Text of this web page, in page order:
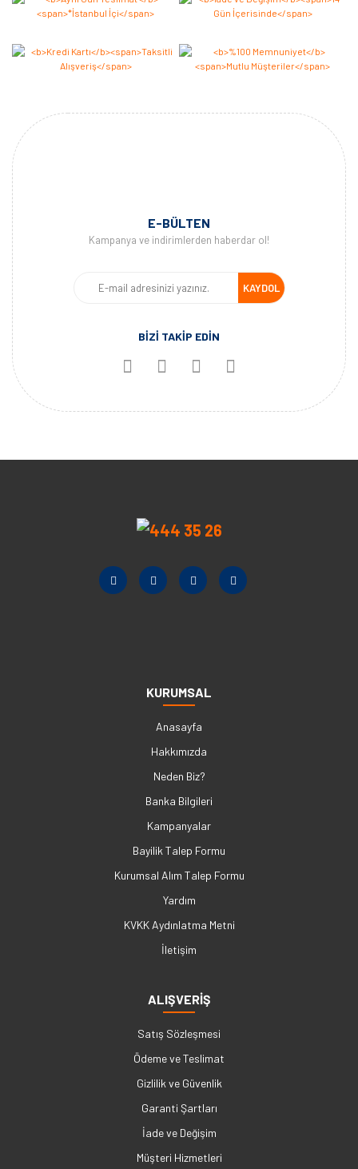
E-BÜLTEN
Kampanya ve indirimlerden haberdar ol!
KAYDOL
BİZİ TAKİP EDİN
KURUMSAL
Anasayfa
Hakkımızda
Neden Biz?
Banka Bilgileri
Kampanyalar
Bayilik Talep Formu
Kurumsal Alım Talep Formu
Yardım
KVKK Aydınlatma Metni
İletişim
ALIŞVERİŞ
Satış Sözleşmesi
Ödeme ve Teslimat
Gizlilik ve Güvenlik
Garanti Şartları
İade ve Değişim
Müşteri Hizmetleri